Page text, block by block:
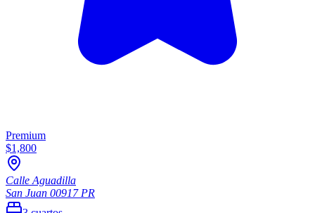
Premium
$1,800
Calle Aguadilla
San Juan 00917PR